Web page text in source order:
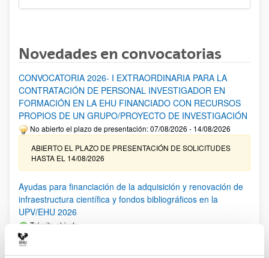
Novedades en convocatorias
CONVOCATORIA 2026- I EXTRAORDINARIA PARA LA
CONTRATACIÓN DE PERSONAL INVESTIGADOR EN
FORMACIÓN EN LA EHU FINANCIADO CON RECURSOS
PROPIOS DE UN GRUPO/PROYECTO DE INVESTIGACIÓN
No abierto el plazo de presentación: 07/08/2026 - 14/08/2026
ABIERTO EL PLAZO DE PRESENTACIÓN DE SOLICITUDES
HASTA EL 14/08/2026
Ayudas para financiación de la adquisición y renovación de
infraestructura científica y fondos bibliográficos en la
UPV/EHU 2026
Trámite abierto
solicitudes admitidas y excluidas. 23/03/2026: Relación